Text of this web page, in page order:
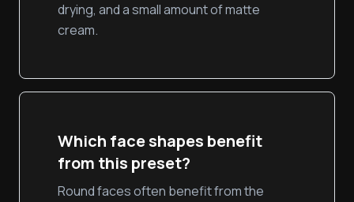
drying, and a small amount of matte
cream.
Which face shapes benefit
from this preset?
Round faces often benefit from the